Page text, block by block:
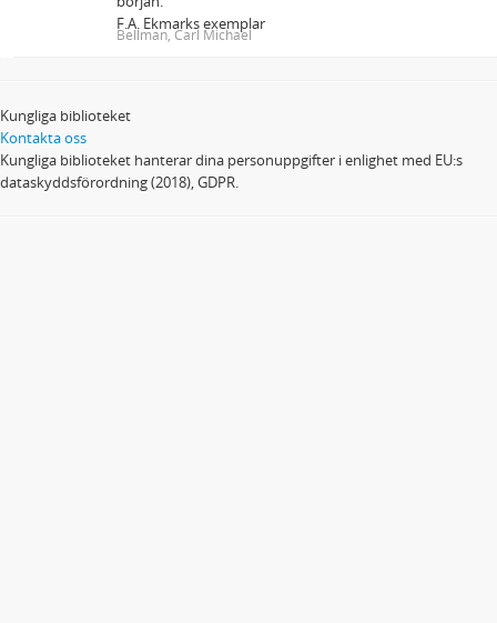
F.A. Ekmarks exemplar
Bellman, Carl Michael
Kungliga biblioteket
Kontakta oss
Kungliga biblioteket hanterar dina personuppgifter i enlighet med EU:s
dataskyddsförordning (2018), GDPR.